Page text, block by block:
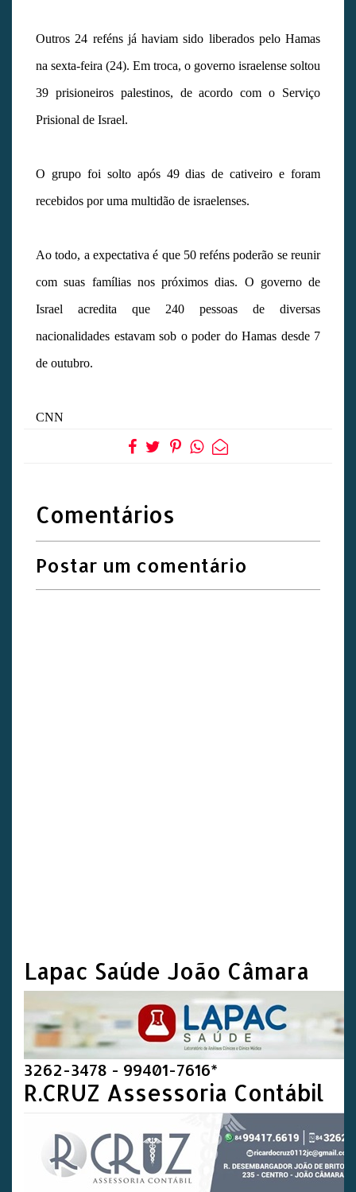
Outros 24 reféns já haviam sido liberados pelo Hamas
na sexta-feira (24). Em troca, o governo israelense soltou
39 prisioneiros palestinos, de acordo com o Serviço
Prisional de Israel.
O grupo foi solto após 49 dias de cativeiro e foram
recebidos por uma multidão de israelenses.
Ao todo, a expectativa é que 50 reféns poderão se reunir
com suas famílias nos próximos dias. O governo de
Israel acredita que 240 pessoas de diversas
nacionalidades estavam sob o poder do Hamas desde 7
de outubro.
CNN
Comentários
Postar um comentário
Lapac Saúde João Câmara
3262-3478 - 99401-7616*
R.CRUZ Assessoria Contábil